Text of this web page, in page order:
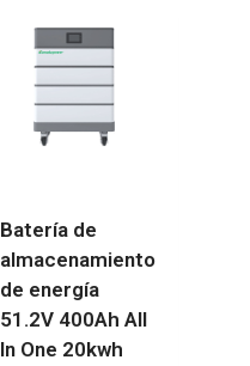
Batería de
almacenamiento
de energía
51.2V 400Ah All
In One 20kwh